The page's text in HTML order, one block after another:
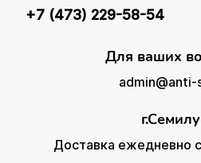
+7 (473) 229-58-54
Для ваших
admin@anti-
Доставка ежедневно с